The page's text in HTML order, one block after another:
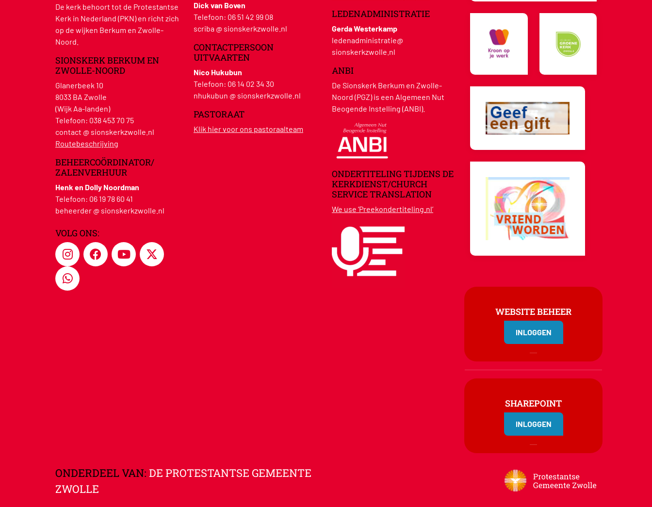
De kerk behoort tot de Protestantse
Kerk in Nederland (PKN) en richt zich
op de wijken Berkum en Zwolle-
Noord.
SIONSKERK BERKUM EN
ZWOLLE-NOORD
Glanerbeek 10
8033 BA Zwolle
(Wijk Aa-landen)
Telefoon: 038 453 70 75
contact @ sionskerkzwolle.nl
Routebeschrijving
BEHEERCOÖRDINATOR/
ZALENVERHUUR
Henk en Dolly Noordman
Telefoon: 06 19 78 60 41
beheerder @ sionskerkzwolle.nl
VOLG ONS:
Dick van Boven
Telefoon: 06 51 42 99 08
scriba @ sionskerkzwolle.nl
CONTACTPERSOON
UITVAARTEN
Nico Hukubun
Telefoon: 06 14 02 34 30
nhukubun @ sionskerkzwolle.nl
PASTORAAT
Klik hier voor ons pastoraalteam
LEDENADMINISTRATIE
Gerda Westerkamp
ledenadministratie@
sionskerkzwolle.nl
ANBI
De Sionskerk Berkum en Zwolle-
Noord (PGZ) is een Algemeen Nut
Beogende Instelling (ANBI).
ONDERTITELING TIJDENS DE
KERKDIENST/CHURCH
SERVICE TRANSLATION
We use ‘Preekondertiteling.nl’
WEBSITE BEHEER
INLOGGEN
SHAREPOINT
INLOGGEN
ONDERDEEL VAN: DE PROTESTANTSE GEMEENTE
ZWOLLE